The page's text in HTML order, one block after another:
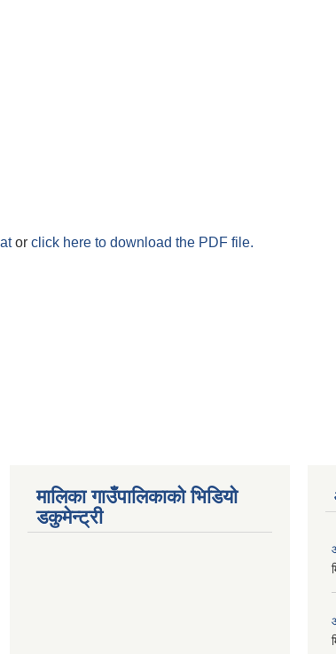
or click here to download the PDF file.
मालिका गाउँपालिकाको भिडियो
डकुमेन्ट्री